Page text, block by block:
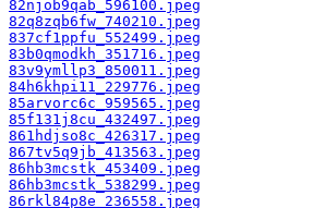
82njob9qab_596100.jpeg
82q8zqb6fw_740210.jpeg
837cf1ppfu_552499.jpeg
83b0qmodkh_351716.jpeg
83v9ymllp3_850011.jpeg
84h6khpi11_229776.jpeg
85arvorc6c_959565.jpeg
85f131j8cu_432497.jpeg
861hdjso8c_426317.jpeg
867tv5q9jb_413563.jpeg
86hb3mcstk_453409.jpeg
86hb3mcstk_538299.jpeg
86rkl84p8e_236558.jpeg